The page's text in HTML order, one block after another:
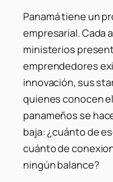
Panamá tiene un
empresarial. Cada
ministerios
emprendedores
innovación, sus
quienes conocen
panameños se
baja: ¿cuánto de
cuánto de
ningún balance?